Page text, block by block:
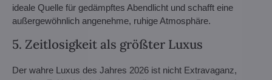
ideale Quelle für gedämpftes Abendlicht und schafft eine
außergewöhnlich angenehme, ruhige Atmosphäre.
5. Zeitlosigkeit als größter Luxus
Der wahre Luxus des Jahres 2026 ist nicht Extravaganz,